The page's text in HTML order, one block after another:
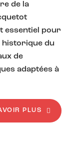
de la
essentiel pour
du
de
adaptées à
PLUS